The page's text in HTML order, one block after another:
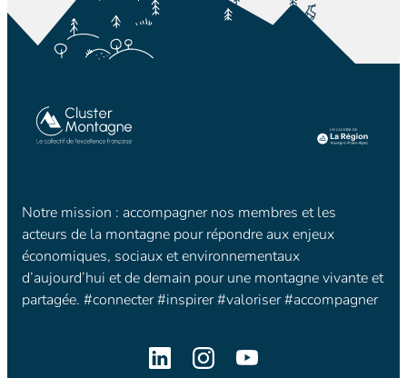
Notre mission : accompagner nos membres et les
acteurs de la montagne pour répondre aux enjeux
économiques, sociaux et environnementaux
d’aujourd’hui et de demain pour une montagne vivante et
partagée. #connecter #inspirer #valoriser #accompagner